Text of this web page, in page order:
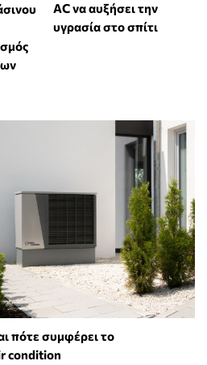
AC να αυξήσει την
υγρασία στο σπίτι
πότε συμφέρει το
condition